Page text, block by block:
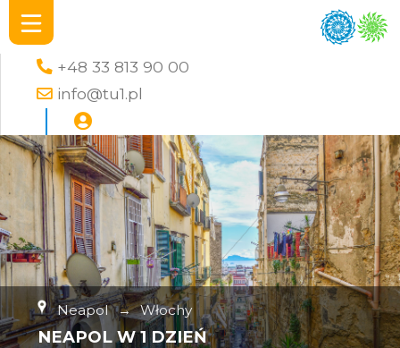
+48 33 813 90 00
info@tu1.pl
Neapol → Włochy
NEAPOL W 1 DZIEŃ